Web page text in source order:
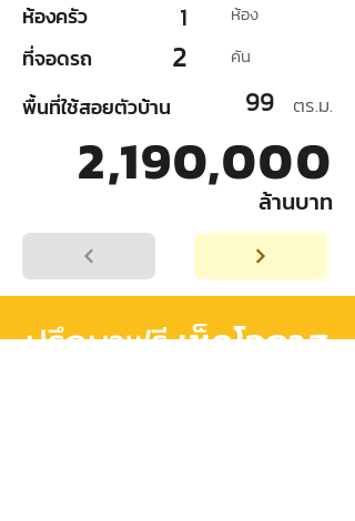
ห้องครัว
ที่จอดรถ
1
2
ห้อง
คัน
พื้นที่ใช้สอยตัวบ้าน 99 ตร.ม.
2,190,000
ล้านบาท
ปรึกษาฟรีเช็คโอกาส